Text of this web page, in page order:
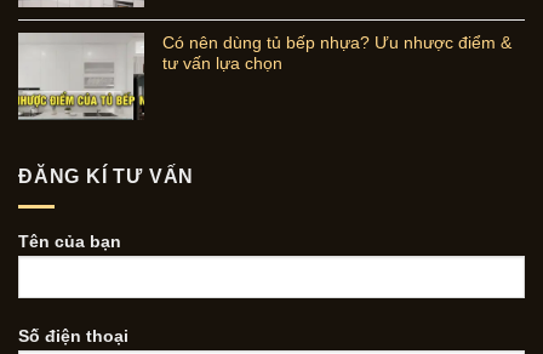
Có nên dùng tủ bếp nhựa? Ưu nhược điểm &
tư vấn lựa chọn
ĐĂNG KÍ TƯ VẤN
Tên của bạn
Số điện thoại